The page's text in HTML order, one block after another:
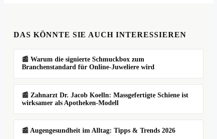
DAS KÖNNTE SIE AUCH INTERESSIEREN
📰 Warum die signierte Schmuckbox zum
Branchenstandard für Online-Juweliere wird
📰 Zahnarzt Dr. Jacob Koelln: Massgefertigte Schiene ist
wirksamer als Apotheken-Modell
📰 Augengesundheit im Alltag: Tipps & Trends 2026